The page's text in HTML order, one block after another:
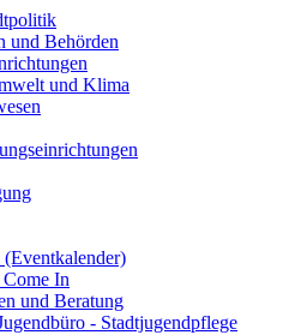
und Behörden
und Klima
(Eventkalender)
Come In
und Beratung
- Stadtjugendpflege